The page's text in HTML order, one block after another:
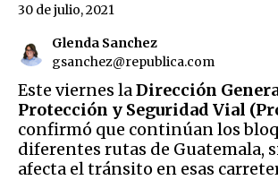
Glenda Sanchez
gsanchez@republica.com
30 de julio, 2021
Este viernes laDirección
Protección y Seguridad Vial
confirmó que continúan los
diferentes rutas de Guatemala,
afecta el tránsito en esas